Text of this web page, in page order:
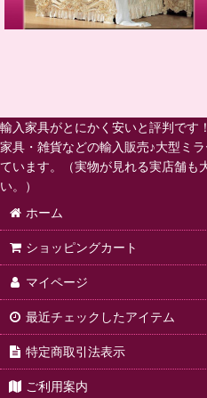
輸入家具がとにかく安いと評判です
家具・雑貨などの輸入販売♪大型ミ
ています。（実物が見れる実店舗も
い。）
ホーム
ショッピングカート
マイページ
最近チェックしたアイテム
特定商取引法表示
ご利用案内